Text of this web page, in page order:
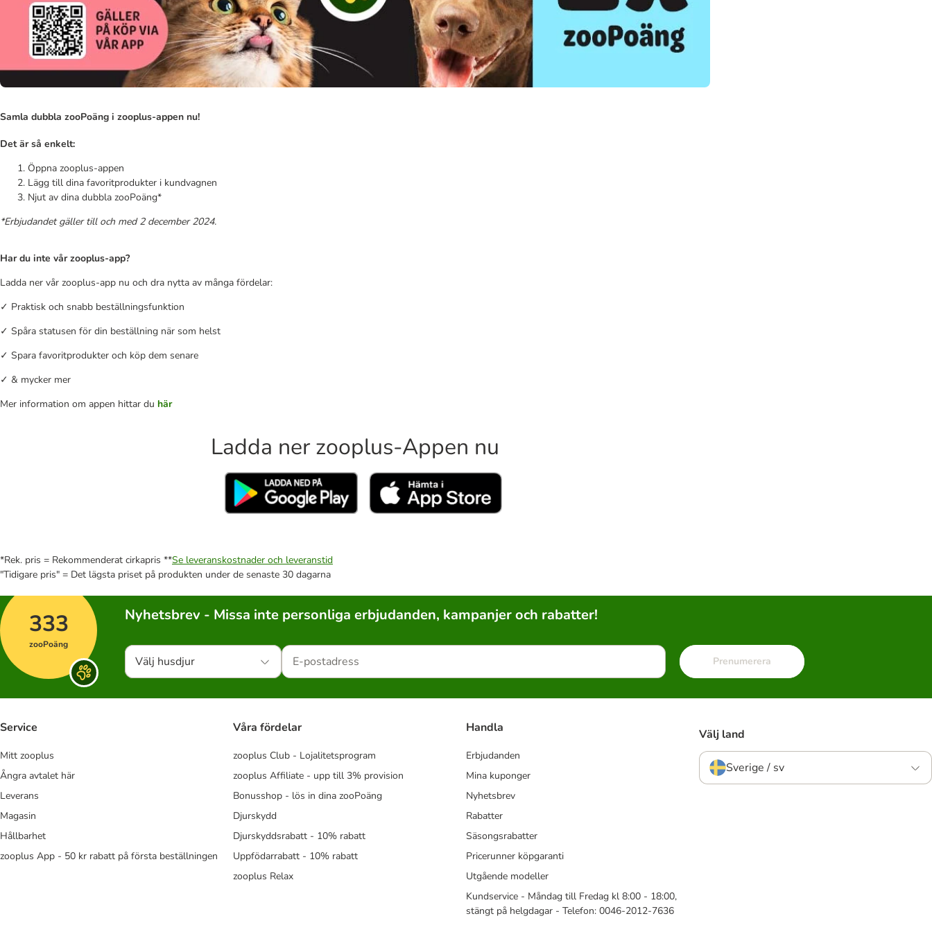
Samla dubbla zooPoäng i zooplus-appen nu!
Det är så enkelt:
Öppna zooplus-appen
Lägg till dina favoritprodukter i kundvagnen
Njut av dina dubbla zooPoäng*
*Erbjudandet gäller till och med 2 december 2024.
Har du inte vår zooplus-app?
Ladda ner vår zooplus-app nu och dra nytta av många fördelar:
✓ Praktisk och snabb beställningsfunktion
✓ Spåra statusen för din beställning när som helst
✓ Spara favoritprodukter och köp dem senare
✓ & mycker mer
Mer information om appen hittar du här
Ladda ner zooplus-Appen nu
*Rek. pris = Rekommenderat cirkapris **Se leveranskostnader och leveranstid
"Tidigare pris" = Det lägsta priset på produkten under de senaste 30 dagarna
333
zooPoäng
Nyhetsbrev - Missa inte personliga erbjudanden, kampanjer och rabatter!
Välj husdjur Prenumerera
Service
Mitt zooplus
Ångra avtalet här
Leverans
Magasin
Hållbarhet
zooplus App - 50 kr rabatt på första beställningen
Våra fördelar
zooplus Club - Lojalitetsprogram
zooplus Affiliate - upp till 3% provision
Bonusshop - lös in dina zooPoäng
Djurskydd
Djurskyddsrabatt - 10% rabatt
Uppfödarrabatt - 10% rabatt
zooplus Relax
Handla
Erbjudanden
Mina kuponger
Nyhetsbrev
Rabatter
Säsongsrabatter
Pricerunner köpgaranti
Utgående modeller
Kundservice - Måndag till Fredag kl 8:00 - 18:00,
stängt på helgdagar - Telefon: 0046-2012-7636
Välj land
Sverige / sv